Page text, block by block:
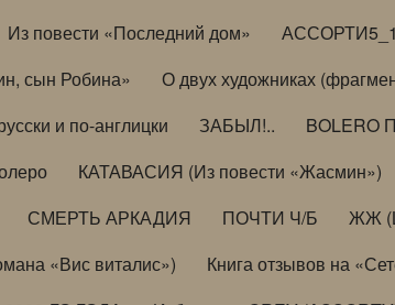
Из повести «Последний дом»
сын Робина»
О двух художниках
и по-англицки ЗАБЫЛ!.. BOLERO
КАТАВАСИЯ (Из повести «Жасмин»)
СМЕРТЬ АРКАДИЯ ПОЧТИ Ч/Б ЖЖ
«Вис виталис»)
Книга отзывов на